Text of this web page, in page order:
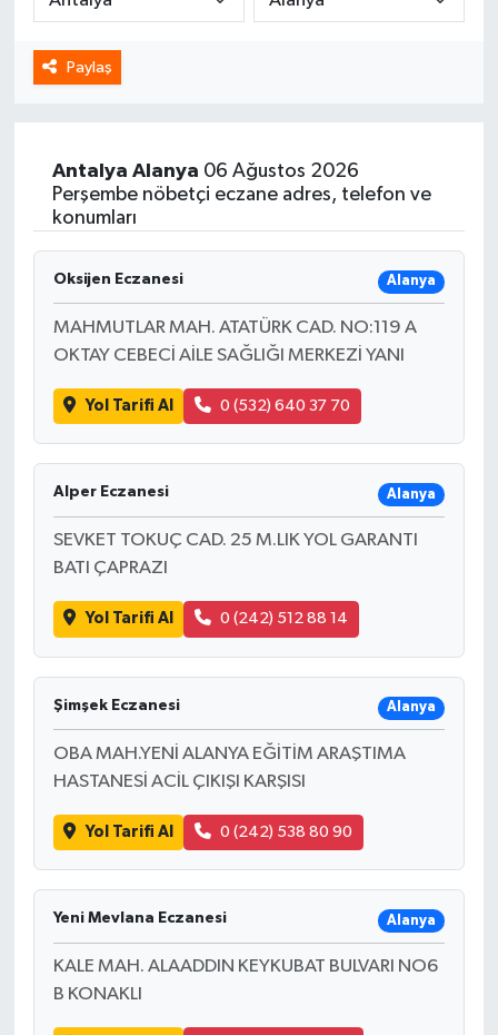
Paylaş
Antalya Alanya 06 Ağustos 2026
Perşembe nöbetçi eczane adres, telefon ve
konumları
Oksijen Eczanesi Alanya
MAHMUTLAR MAH. ATATÜRK CAD. NO:119 A
OKTAY CEBECİ AİLE SAĞLIĞI MERKEZİ YANI
Yol Tarifi Al 0 (532) 640 37 70
Alper Eczanesi Alanya
SEVKET TOKUÇ CAD. 25 M.LIK YOL GARANTI
BATI ÇAPRAZI
Yol Tarifi Al 0 (242) 512 88 14
Şimşek Eczanesi Alanya
OBA MAH.YENİ ALANYA EĞİTİM ARAŞTIMA
HASTANESİ ACİL ÇIKIŞI KARŞISI
Yol Tarifi Al 0 (242) 538 80 90
Yeni Mevlana Eczanesi Alanya
KALE MAH. ALAADDIN KEYKUBAT BULVARI NO6
B KONAKLI